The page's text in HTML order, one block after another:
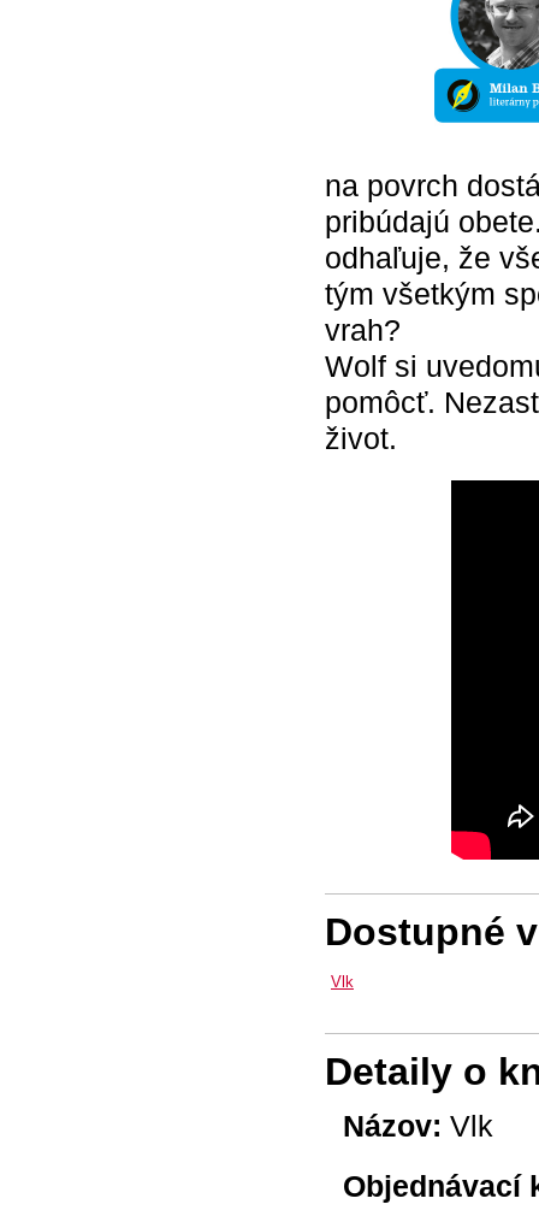
na povrch
pribúdajú
odhaľuje, že
tým všetkým
vrah?
Wolf si
pomôcť.
život.
Dostupné
Vlk
Detaily o
Názov: Vlk
Objednávací